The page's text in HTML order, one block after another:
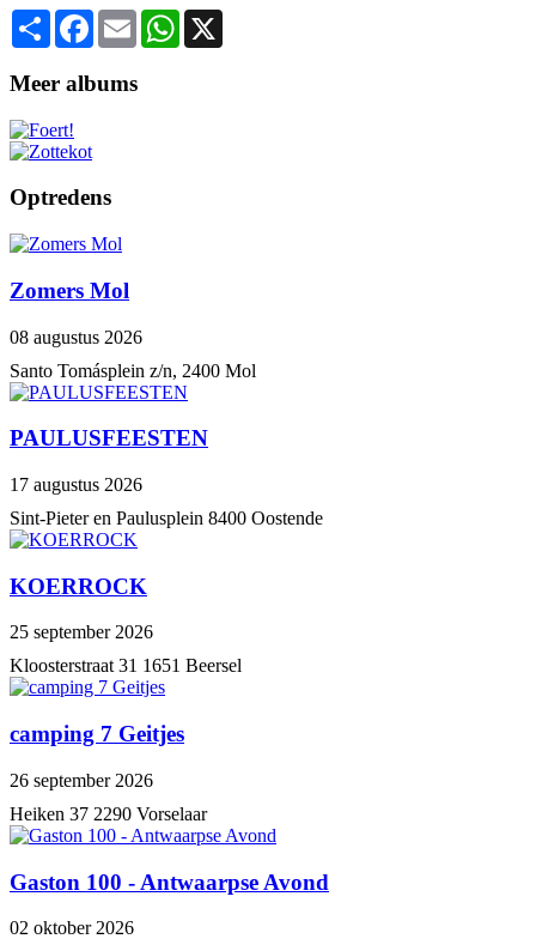
Share Facebook
Email WhatsApp
Meer albums
Optredens
Zomers Mol
08 augustus 2026
Santo Tomásplein z/n, 2400 Mol
PAULUSFEESTEN
17 augustus 2026
Sint-Pieter en Paulusplein 8400 Oostende
KOERROCK
25 september 2026
Kloosterstraat 31 1651 Beersel
camping 7 Geitjes
26 september 2026
Heiken 37 2290 Vorselaar
Gaston 100 - Antwaarpse Avond
02 oktober 2026